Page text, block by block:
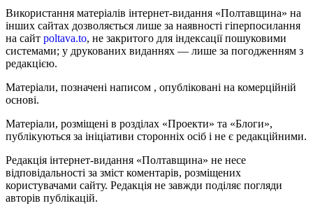
Використання матеріалів інтернет-видання «Полтавщина» на
інших сайтах дозволяється лише за наявності гіперпосилання
на сайт poltava.to, не закритого для індексації пошуковими
системами; у друкованих виданнях — лише за погодженням з
редакцією.
Матеріали, позначені написом , опубліковані на комерційній
основі.
Матеріали, розміщені в розділах «Проекти» та «Блоги»,
публікуються за ініціативи сторонніх осіб і не є редакційними.
Редакція інтернет-видання «Полтавщина» не несе
відповідальності за зміст коментарів, розміщених
користувачами сайту. Редакція не завжди поділяє погляди
авторів публікацій.